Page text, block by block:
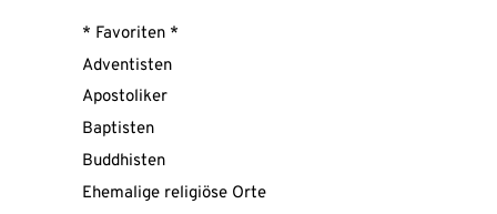
* Favoriten *
Adventisten
Apostoliker
Baptisten
Buddhisten
Ehemalige religiöse Orte